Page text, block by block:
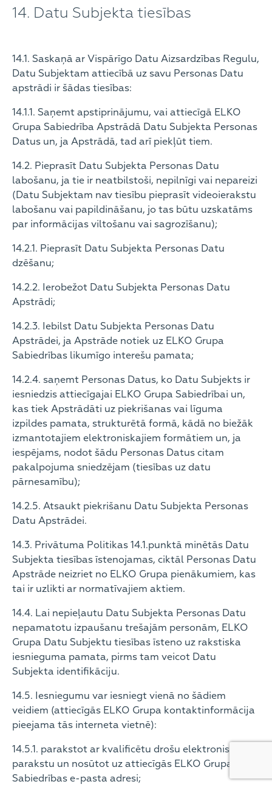
14. Datu Subjekta tiesības
14.1. Saskaņā ar Vispārīgo Datu Aizsardzības Regulu,
Datu Subjektam attiecībā uz savu Personas Datu
apstrādi ir šādas tiesības:
14.1.1. Saņemt apstiprinājumu, vai attiecīgā ELKO
Grupa Sabiedrība Apstrādā Datu Subjekta Personas
Datus un, ja Apstrādā, tad arī piekļūt tiem.
14.2. Pieprasīt Datu Subjekta Personas Datu
labošanu, ja tie ir neatbilstoši, nepilnīgi vai nepareizi
(Datu Subjektam nav tiesību pieprasīt videoierakstu
labošanu vai papildināšanu, jo tas būtu uzskatāms
par informācijas viltošanu vai sagrozīšanu);
14.2.1. Pieprasīt Datu Subjekta Personas Datu
dzēšanu;
14.2.2. Ierobežot Datu Subjekta Personas Datu
Apstrādi;
14.2.3. Iebilst Datu Subjekta Personas Datu
Apstrādei, ja Apstrāde notiek uz ELKO Grupa
Sabiedrības likumīgo interešu pamata;
14.2.4. saņemt Personas Datus, ko Datu Subjekts ir
iesniedzis attiecīgajai ELKO Grupa Sabiedrībai un,
kas tiek Apstrādāti uz piekrišanas vai līguma
izpildes pamata, strukturētā formā, kādā no biežāk
izmantotajiem elektroniskajiem formātiem un, ja
iespējams, nodot šādu Personas Datus citam
pakalpojuma sniedzējam (tiesības uz datu
pārnesamību);
14.2.5. Atsaukt piekrišanu Datu Subjekta Personas
Datu Apstrādei.
14.3. Privātuma Politikas 14.1.punktā minētās Datu
Subjekta tiesības īstenojamas, ciktāl Personas Datu
Apstrāde neizriet no ELKO Grupa pienākumiem, kas
tai ir uzlikti ar normatīvajiem aktiem.
14.4. Lai nepieļautu Datu Subjekta Personas Datu
nepamatotu izpaušanu trešajām personām, ELKO
Grupa Datu Subjektu tiesības īsteno uz rakstiska
iesnieguma pamata, pirms tam veicot Datu
Subjekta identifikāciju.
14.5. Iesniegumu var iesniegt vienā no šādiem
veidiem (attiecīgās ELKO Grupa kontaktinformācija
pieejama tās interneta vietnē):
14.5.1. parakstot ar kvalificētu drošu elektronisko
parakstu un nosūtot uz attiecīgās ELKO Grupa
Sabiedrības e-pasta adresi;